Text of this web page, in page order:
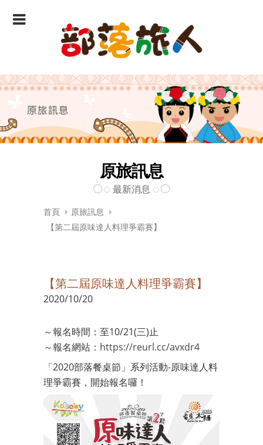
原旅訊息
最新消息
首頁
原旅訊息
【第二屆原味達人料理爭霸賽】
【第二屆原味達人料理爭霸賽】
2020/10/20
～報名時間：至10/21(三)止
～報名網站： https://reurl.cc/avxdr4
「2020部落餐桌節」系列活動-原味達人料
理爭霸賽，開始報名囉！